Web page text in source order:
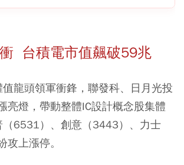
台積電市值飆破59兆
龍頭領軍衝鋒，聯發科、日月光投
亮燈，帶動整體IC設計概念股集體
（6531）、創意（3443）、力士
攻上漲停。